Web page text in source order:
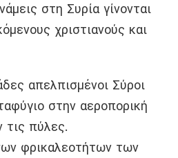
στη Συρία γίνονται
χριστιανούς και
απελπισμένοι Σύροι
στην αεροπορική
τις πύλες.
φρικαλεοτήτων των